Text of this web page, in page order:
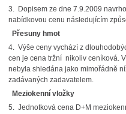
3. Dopisem ze dne 7.9.2009
nabídkovou cenu následujícím
Přesuny hmot
4. Výše ceny vychází z
cen je cena tržní nikoliv ceníková.
nebyla shledána jako mimořádně
zadávaných zadavatelem.
Meziokenní vložky
5. Jednotková cena D+M